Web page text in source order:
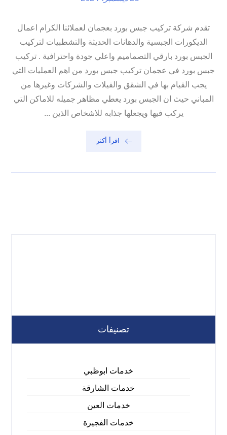
تقدم شركة تركيب جبس بورد بعجمان لعملائنا الكرام اعمال
الديكورات الجبسية والدهانات الحديثة والتشطبيات لتركيب
الجبس بورد بارقي التصماميم واعلي جودة واحترافية . تركيب
جبس بورد في عجمان تركيب جبس بورد من اهم العمليات التي
يجب القيام بها في الشقق والفيلات والشركات وغيرها من
المباني حيث ان الجبس بورد يعطي مظاهر جميله للاماكن التي
يركب فيها ويجعلها جذابه للاشخاص الذين ...
اقرأ أكثر
تصنيفات
خدمات ابوظبي
خدمات الشارقة
خدمات العين
خدمات الفجيرة